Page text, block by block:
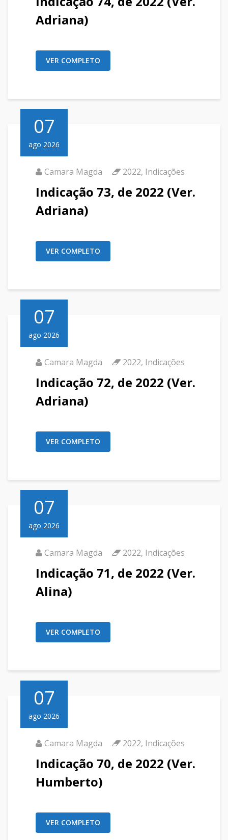
Adriana)
VER COMPLETO
07
ago 2026
Camara Magda 2022, Indicações
Indicação 73, de 2022 (Ver.
Adriana)
VER COMPLETO
07
ago 2026
Camara Magda 2022, Indicações
Indicação 72, de 2022 (Ver.
Adriana)
VER COMPLETO
07
ago 2026
Camara Magda 2022, Indicações
Indicação 71, de 2022 (Ver.
Alina)
VER COMPLETO
07
ago 2026
Camara Magda 2022, Indicações
Indicação 70, de 2022 (Ver.
Humberto)
VER COMPLETO